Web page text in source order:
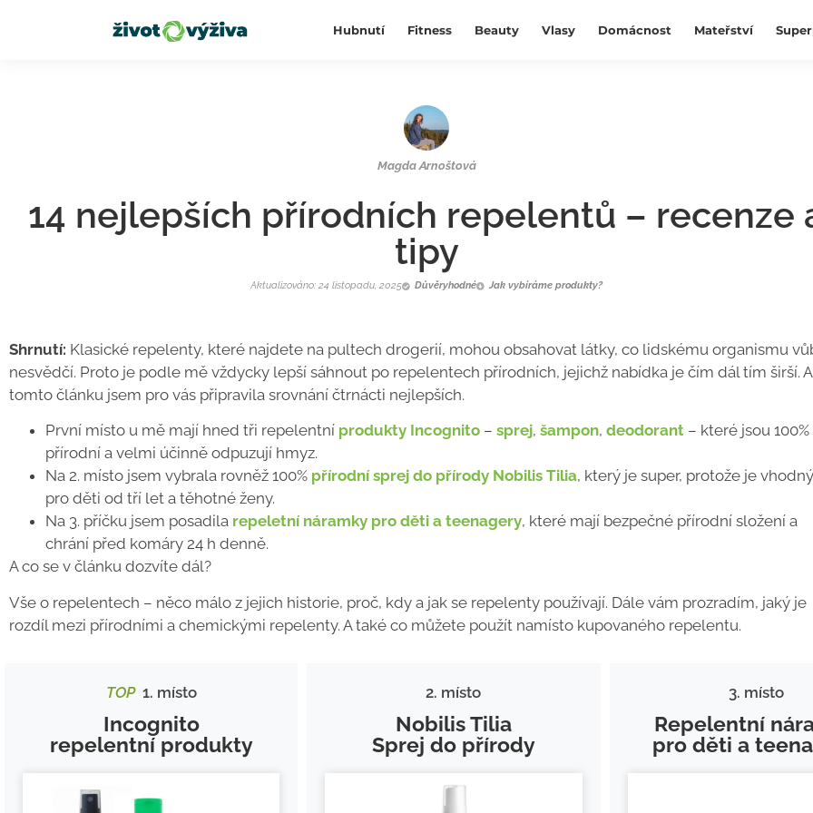
Hubnutí Fitness Beauty Vlasy Domácnost Mateřství
Magda Arnoštová
14 nejlepších přírodních repelentů – recenze
tipy
Aktualizováno: 24 listopadu, 2025 Důvěryhodné Jak vybíráme produkty?
Shrnutí: Klasické repelenty, které najdete na pultech drogerií, mohou obsahovat látky, co lidskému organismu
nesvědčí. Proto je podle mě vždycky lepší sáhnout po repelentech přírodních, jejichž nabídka je čím dál tím širší.
tomto článku jsem pro vás připravila srovnání čtrnácti nejlepších.
První místo u mě mají hned tři repelentní produkty Incognito – sprej, šampon, deodorant – které jsou 100%
přírodní a velmi účinně odpuzují hmyz.
Na 2. místo jsem vybrala rovněž 100% přírodní sprej do přírody Nobilis Tilia, který je super, protože je
pro děti od tří let a těhotné ženy.
Na 3. příčku jsem posadila repeletní náramky pro děti a teenagery, které mají bezpečné přírodní složení a
chrání před komáry 24 h denně.
A co se v článku dozvíte dál?
Vše o repelentech – něco málo z jejich historie, proč, kdy a jak se repelenty používají. Dále vám prozradím, jaký je
rozdíl mezi přírodními a chemickými repelenty. A také co můžete použít namísto kupovaného repelentu.
TOP1. místo
Incognito
repelentní produkty
2. místo
Nobilis Tilia
Sprej do přírody
3. místo
Repelentní
pro děti a